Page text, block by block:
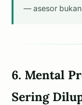
— asesor
6. Mental
Sering